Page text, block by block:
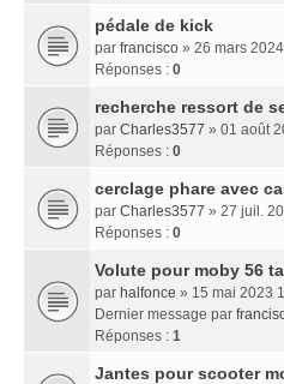
pédale de kick
par francisco » 26 mars
Réponses : 0
recherche ressort de
par Charles3577 » 01 août
Réponses : 0
cerclage phare avec
par Charles3577 » 27 juil.
Réponses : 0
Volute pour moby 56
par halfonce » 15 mai 2023
Dernier message par
Réponses : 1
Jantes pour scooter